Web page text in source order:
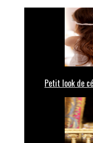
Petit look de